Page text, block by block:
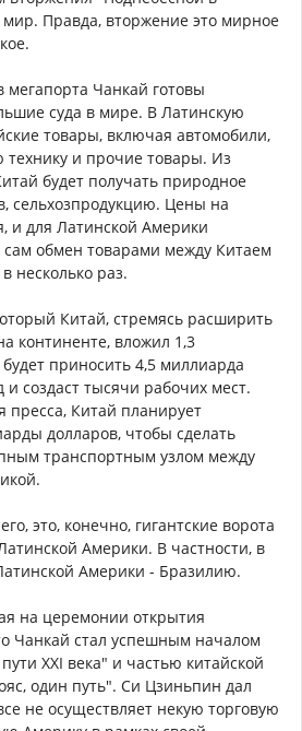
Правда, вторжение это мирное
мегапорта Чанкай готовы
суда в мире. В Латинскую
товары, включая автомобили,
технику и прочие товары. Из
будет получать природное
сельхозпродукцию. Цены на
и для Латинской Америки
сам обмен товарами между Китаем
несколько раз.
Китай, стремясь расширить
континенте, вложил 1,3
приносить 4,5 миллиарда
и создаст тысячи рабочих мест.
пресса, Китай планирует
долларов, чтобы сделать
транспортным узлом между
это, конечно, гигантские ворота
Америки. В частности, в
Америки - Бразилию.
на церемонии открытия
Чанкай стал успешным началом
XXI века" и частью китайской
один путь". Си Цзиньпин дал
не осуществляет некую торговую